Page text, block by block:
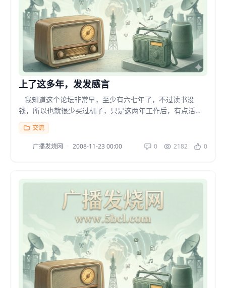
上了这多年，发发感言
我知道这个论坛非常早，至少有六七年了，不过读书没
钱，所以也就很少买过机子，只是这两年工作后，有点活
钱，才陆续买了不少机子。我...
交流
广播发烧网 · 2008-11-23 00:00 0 2182 0